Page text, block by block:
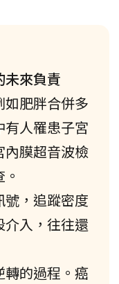
未來負責
肥胖合併多
人罹患子宮
內膜超音波檢
，追蹤密度
入，往往還
轉的過程。癌